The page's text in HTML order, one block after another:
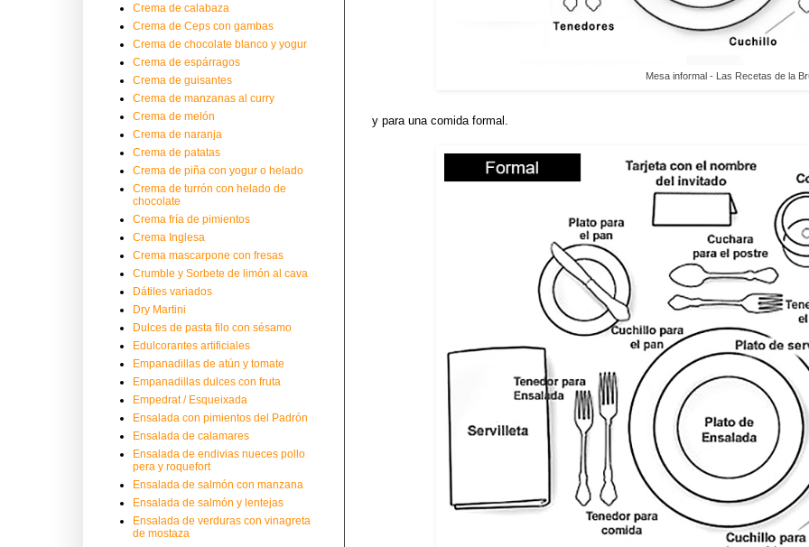
Mesa informal - Las Recetas de la
y para una comida formal.
Crema de calabaza
Crema de Ceps con gambas
Crema de chocolate blanco y yogur
Crema de espárragos
Crema de guisantes
Crema de manzanas al curry
Crema de melón
Crema de naranja
Crema de patatas
Crema de piña con yogur o helado
Crema de turrón con helado de
chocolate
Crema fría de pimientos
Crema Inglesa
Crema mascarpone con fresas
Crumble y Sorbete de limón al cava
Dátiles variados
Dry Martini
Dulces de pasta filo con sésamo
Edulcorantes artificiales
Empanadillas de atún y tomate
Empanadillas dulces con fruta
Empedrat / Esqueixada
Ensalada con pimientos del Padrón
Ensalada de calamares
Ensalada de endivias nueces pollo
pera y roquefort
Ensalada de salmón con manzana
Ensalada de salmón y lentejas
Ensalada de verduras con vinagreta
de mostaza